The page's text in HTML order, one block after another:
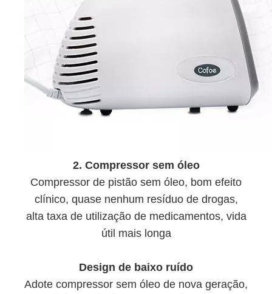
2. Compressor sem óleo
Compressor de pistão sem óleo, bom efeito
clínico, quase nenhum resíduo de drogas,
alta taxa de utilização de medicamentos, vida
útil mais longa
Design de baixo ruído
Adote compressor sem óleo de nova geração,